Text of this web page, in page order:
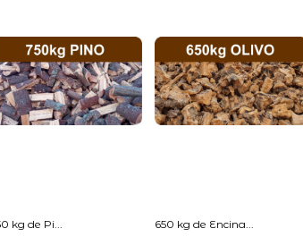
kg de Pi... 650 kg de Encina...